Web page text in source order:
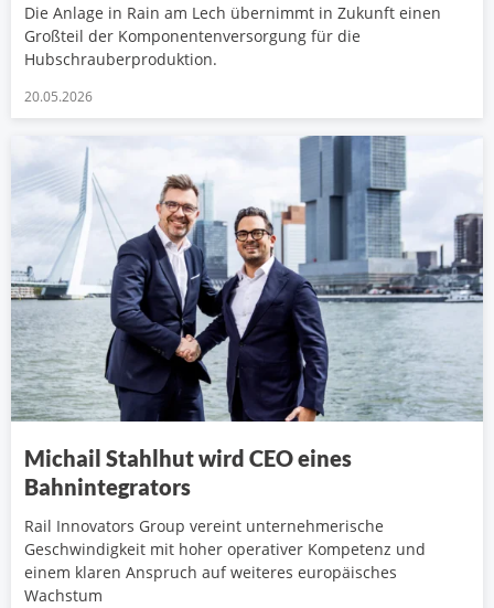
Die Anlage in Rain am Lech übernimmt in Zukunft einen
Großteil der Komponentenversorgung für die
Hubschrauberproduktion.
20.05.2026
Michail Stahlhut wird CEO eines
Bahnintegrators
Rail Innovators Group vereint unternehmerische
Geschwindigkeit mit hoher operativer Kompetenz und
einem klaren Anspruch auf weiteres europäisches
Wachstum